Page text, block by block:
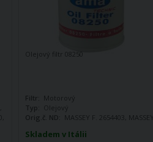
Skladem v Itálii
Olejový filtr 08250
Filtr: Motorový
Typ:
Olejový
Orig.č. ND: MASSEY F. 2654403, MASSEY
FORD A710X6714CA, FIAT 83918040, FIAT